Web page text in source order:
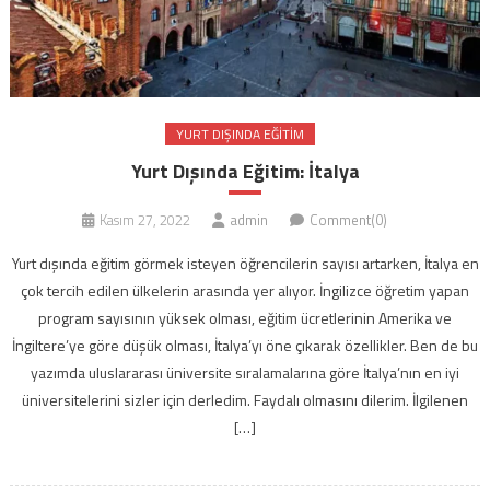
YURT DIŞINDA EĞITIM
Yurt Dışında Eğitim: İtalya
Kasım 27, 2022 admin Comment(0)
Yurt dışında eğitim görmek isteyen öğrencilerin sayısı artarken, İtalya en
çok tercih edilen ülkelerin arasında yer alıyor. İngilizce öğretim yapan
program sayısının yüksek olması, eğitim ücretlerinin Amerika ve
İngiltere’ye göre düşük olması, İtalya’yı öne çıkarak özellikler. Ben de bu
yazımda uluslararası üniversite sıralamalarına göre İtalya’nın en iyi
üniversitelerini sizler için derledim. Faydalı olmasını dilerim. İlgilenen
[…]